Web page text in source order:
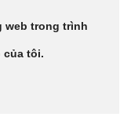
web trong trình
của tôi.